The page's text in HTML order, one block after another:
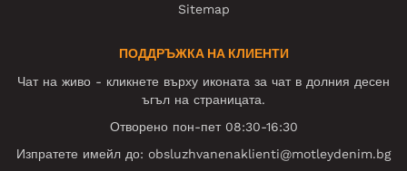
Sitemap
ПОДДРЪЖКА НА КЛИЕНТИ
Чат на живо - кликнете върху иконата за чат в долния десен
ъгъл на страницата.
Отворено пон-пет 08:30-16:30
Изпратете имейл до: obsluzhvanenaklienti@motleydenim.bg